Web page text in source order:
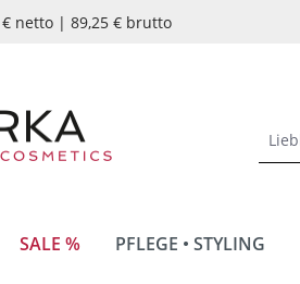
springen
netto | 89,25 € brutto
SALE % PFLEGE • STYLING